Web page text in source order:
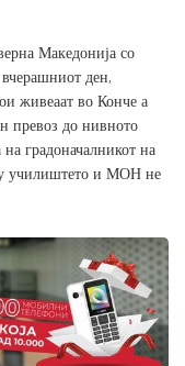
Македонија со
ден,
живеаат во Конче а
превоз до нивното
градоначалникот на
училиштето и МОН не